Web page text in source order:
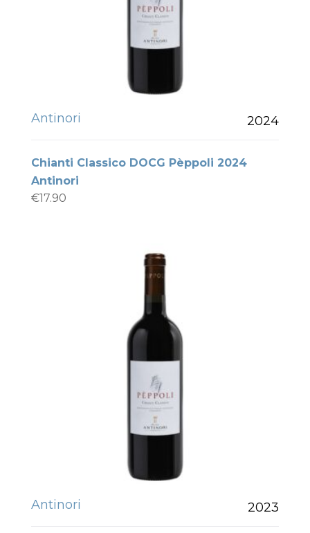
Antinori 2024
Chianti Classico DOCG Pèppoli 2024
Antinori
€17.90
Antinori 2023